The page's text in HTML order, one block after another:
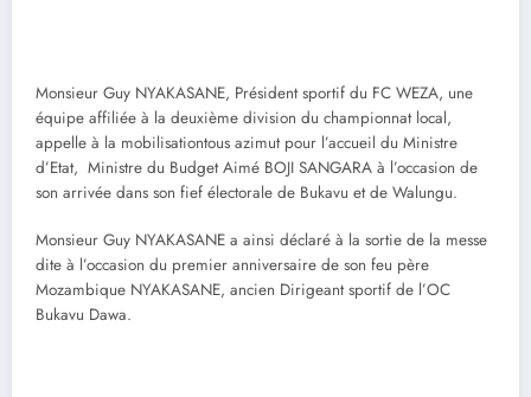
Monsieur Guy NYAKASANE, Président sportif du FC WEZA, une
équipe affiliée à la deuxième division du championnat local,
appelle à la mobilisationtous azimut pour l’accueil du Ministre
d’Etat, Ministre du Budget Aimé BOJI SANGARA à l’occasion de
son arrivée dans son fief électorale de Bukavu et de Walungu.
Monsieur Guy NYAKASANE a ainsi déclaré à la sortie de la messe
dite à l’occasion du premier anniversaire de son feu père
Mozambique NYAKASANE, ancien Dirigeant sportif de l’OC
Bukavu Dawa.